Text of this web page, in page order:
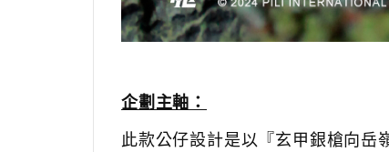
企劃主軸：
此款公仔設計是以『玄甲銀槍向岳